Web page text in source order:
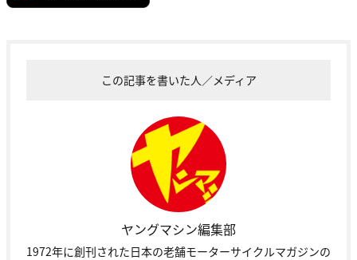
この記事を書いた人／メディア
ヤングマシン編集部
1972年に創刊された日本の老舗モーターサイクルマガジンの